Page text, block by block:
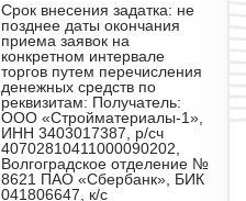
Срок внесения задатка: не
позднее даты окончания
приема заявок на
конкретном интервале
торгов путем перечисления
денежных средств по
реквизитам: Получатель:
ООО «Стройматериалы-1»,
ИНН 3403017387, р/сч
40702810411000090202,
Волгоградское отделение №
8621 ПАО «Сбербанк», БИК
041806647, к/с